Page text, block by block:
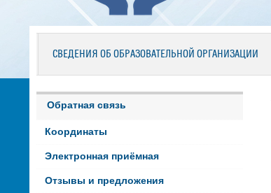
СВЕДЕНИЯ ОБ ОБРАЗОВАТЕЛЬНОЙ ОРГАНИЗАЦИИ
Обратная связь
Координаты
Электронная приёмная
Отзывы и предложения